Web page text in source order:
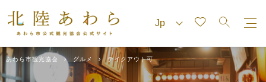
あわら市観光協会 グルメ テイクアウト可